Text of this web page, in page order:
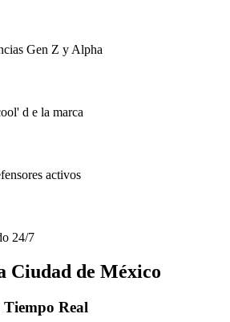
Gen Z y Alpha
d e la marca
activos
24/7
Ciudad de México
Tiempo Real